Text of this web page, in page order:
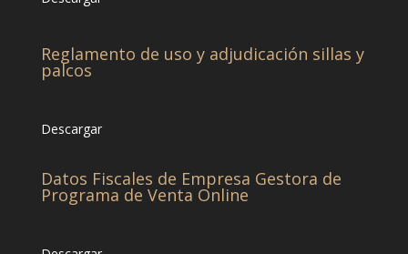
Reglamento de uso y adjudicación sillas y
palcos
Descargar
Datos Fiscales de Empresa Gestora de
Programa de Venta Online